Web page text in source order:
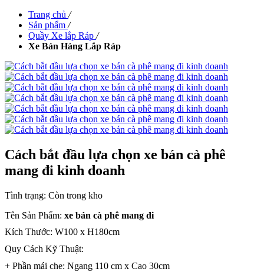
Trang chủ /
Sản phẩm /
Quầy Xe lắp Ráp /
Xe Bán Hàng Lắp Ráp
Cách bắt đầu lựa chọn xe bán cà phê
mang đi kinh doanh
Tình trạng: Còn trong kho
Tên Sản Phẩm: xe bán cà phê mang đi
Kích Thước: W100 x H180cm
Quy Cách Kỹ Thuật:
+ Phần mái che: Ngang 110 cm x Cao 30cm